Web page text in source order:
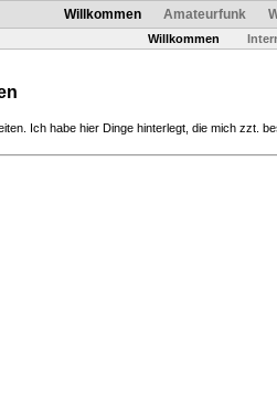
Willkommen Amateurfunk
Willkommen
Ich habe hier Dinge hinterlegt, die mich zzt.